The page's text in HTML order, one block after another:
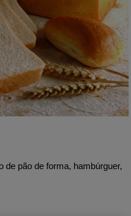
de pão de forma, hambúrguer,